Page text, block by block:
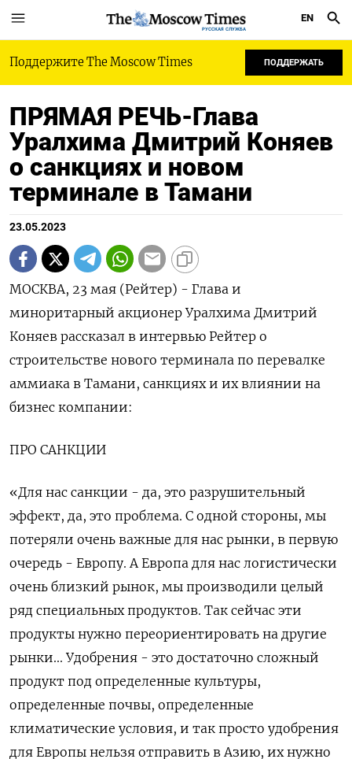
РУССКАЯ СЛУЖБА
EN
Поддержите The Moscow Times ПОДДЕРЖАТЬ
ПРЯМАЯ РЕЧЬ-Глава
Уралхима Дмитрий Коняев
о санкциях и новом
терминале в Тамани
23.05.2023
МОСКВА, 23 мая (Рейтер) - Глава и
миноритарный акционер Уралхима Дмитрий
Коняев рассказал в интервью Рейтер о
строительстве нового терминала по перевалке
аммиака в Тамани, санкциях и их влиянии на
бизнес компании:
ПРО САНКЦИИ
«Для нас санкции - да, это разрушительный
эффект, да, это проблема. С одной стороны, мы
потеряли очень важные для нас рынки, в первую
очередь - Европу. А Европа для нас логистически
очень близкий рынок, мы производили целый
ряд специальных продуктов. Так сейчас эти
продукты нужно переориентировать на другие
рынки... Удобрения - это достаточно сложный
продукт под определенные культуры,
определенные почвы, определенные
климатические условия, и так просто удобрения
для Европы нельзя отправить в Азию, их нужно